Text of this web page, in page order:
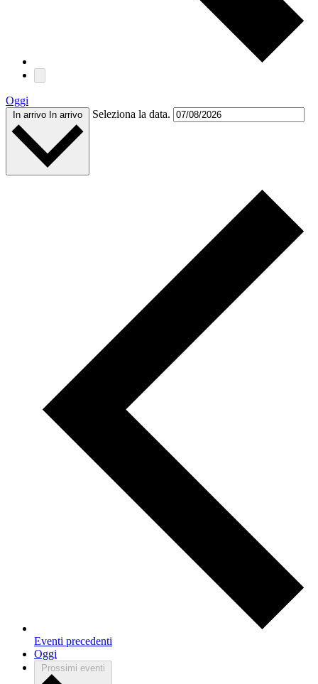
Oggi
In arrivo In arrivo Seleziona la data.
Eventi precedenti
Oggi
Prossimi eventi